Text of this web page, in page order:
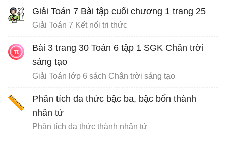
Giải Toán 7 Bài tập cuối chương 1 trang 25
Giải Toán 7 Kết nối tri thức
Bài 3 trang 30 Toán 6 tập 1 SGK Chân trời
sáng tạo
Giải Toán lớp 6 sách Chân trời sáng tạo
Phân tích đa thức bậc ba, bậc bốn thành
nhân tử
Phân tích đa thức thành nhân tử